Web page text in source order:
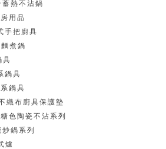
熱不沾鍋
用品
手把廚具
煮鍋
具
鍋具
鍋具
織布廚具保護墊
色陶瓷不沾系列
鍋系列
爐